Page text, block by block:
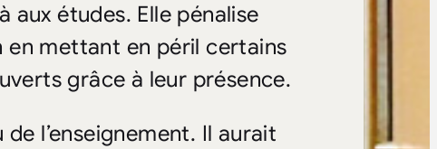
aux études. Elle pénalise
mettant en péril certains
grâce à leur présence.
l’enseignement. Il aurait